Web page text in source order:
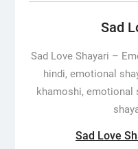
Sad
Sad Love Shayari – E
hindi, emotional
khamoshi, emotional
Sad Love